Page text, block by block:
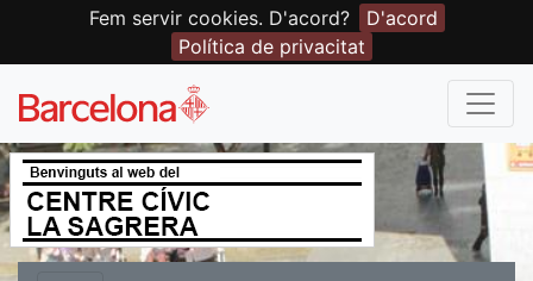
Fem servir cookies. D'acord?
D'acord
Política de privacitat